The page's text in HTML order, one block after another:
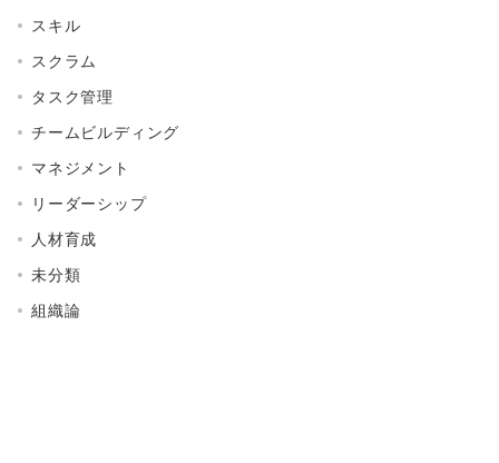
スキル
スクラム
タスク管理
チームビルディング
マネジメント
リーダーシップ
人材育成
未分類
組織論